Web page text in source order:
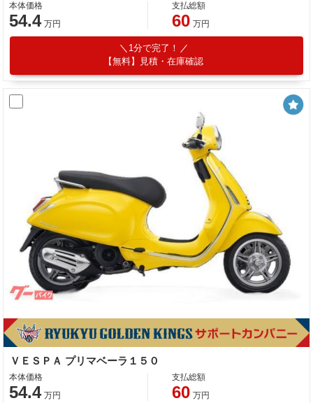
本体価格
54.4 万円
支払総額
60 万円
1分で完了！
【無料】見積・在庫確認
ＶＥＳＰＡ プリマベーラ１５０
本体価格
54.4 万円
支払総額
60 万円